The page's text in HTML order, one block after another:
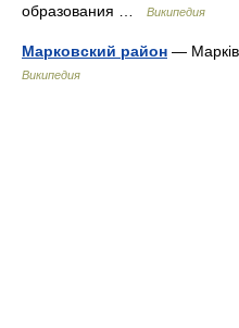
образования …
Википедия
Марковский район —
Википедия